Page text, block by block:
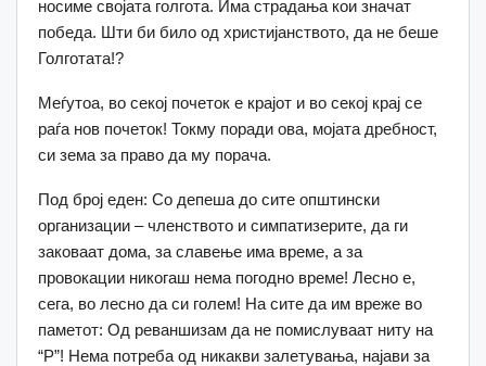
носиме својата голгота. Има страдања кои значат
победа. Шти би било од христијанството, да не беше
Голготата!?
Меѓутоа, во секој почеток е крајот и во секој крај се
раѓа нов почеток! Токму поради ова, мојата дребност,
си зема за право да му порача.
Под број еден: Со депеша до сите општински
организации – членството и симпатизерите, да ги
заковаат дома, за славење има време, а за
провокации никогаш нема погодно време! Лесно е,
сега, во лесно да си голем! На сите да им вреже во
паметот: Од реваншизам да не помислуваат ниту на
“Р”! Нема потреба од никакви залетувања, најави за